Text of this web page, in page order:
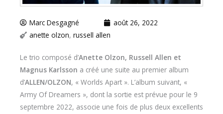
Marc Desgagné
août 26, 2022
anette olzon, russell allen
Le trio composé d’Anette Olzon, Russell Allen et
Magnus Karlsson a créé une suite au premier album
d’ALLEN/OLZON, « Worlds Apart ». L’album suivant, «
Army Of Dreamers », dont la sortie est prévue pour le 9
septembre 2022, associe une fois de plus deux excellents